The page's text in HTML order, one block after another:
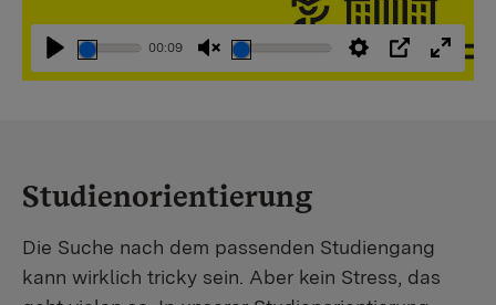
Abspielen
00:09
StummschaltungEinstellungen
PIP
Studienorientierung
Die Suche nach dem passenden Studiengang
kann wirklich tricky sein. Aber kein Stress, das